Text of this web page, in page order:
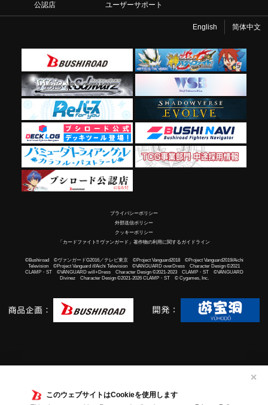
このウェブサイトはCookieを使用します
✕
公認店
ユーザーサポート
English 简体中文
プライバシーポリシー
外部送信ポリシー
クッキーポリシー
「カードファイト!! ヴァンガード」著作物の利用に関するガイドライン
©Bushiroad ©ヴァンガードG2016／テレビ東京 ©Project Vanguard2018 ©Project Vanguard2019/Aichi
Television ©Project Vanguard if/Aichi Television ©VANGUARD overDress Character Design ©2021
CLAMP・ST ©VANGUARD will+Dress Character Design ©2021-2023 CLAMP・ST ©VANGUARD
Divinez Character Design ©2021-2026 CLAMP・ST © Cygames, Inc.